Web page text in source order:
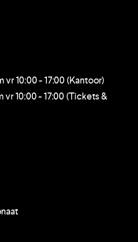
vr 10:00 - 17:00 (Kantoor)
vr 10:00 - 17:00 (Tickets &